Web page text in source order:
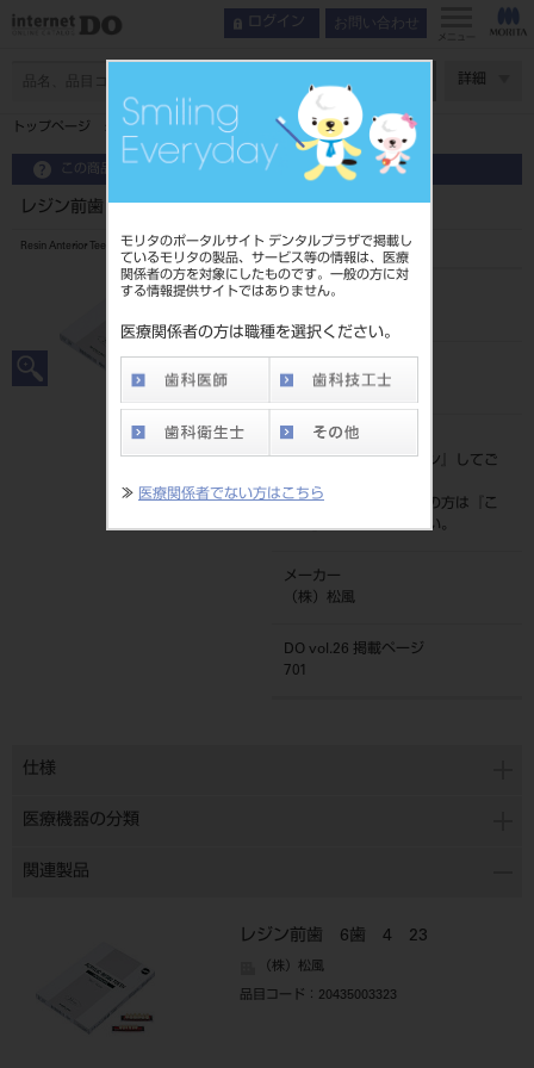
モリタのポータルサイト デンタルプラザで掲載し
ているモリタの製品、サービス等の情報は、医療
関係者の方を対象にしたものです。一般の方に対
する情報提供サイトではありません。
医療関係者の方は職種を選択ください。
≫ 医療関係者でない方はこちら
ログイン お問い合わせ
メニュー
詳細
トップページ レジン前歯 6歯 A3 34
この商品に関するお問い合わせ
レジン前歯 6歯 A3 34
Resin Anterior Teeth
品目コード
4548162142696
標準価格
価格の確認は『ログイン
』してご
ネット会員登録がまだの方は『
こ
ちら』より登録ください。
メーカー
（株）松風
DO vol.26 掲載ページ
701
仕様
医療機器の分類
関連製品
レジン前歯 6歯 4 23
（株）松風
品目コード ：20435003323